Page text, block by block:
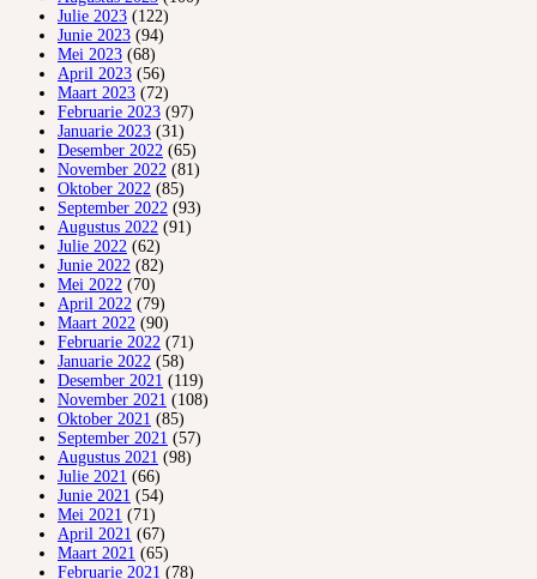
Julie 2023 (122)
Junie 2023 (94)
Mei 2023 (68)
April 2023 (56)
Maart 2023 (72)
Februarie 2023 (97)
Januarie 2023 (31)
Desember 2022 (65)
November 2022 (81)
Oktober 2022 (85)
September 2022 (93)
Augustus 2022 (91)
Julie 2022 (62)
Junie 2022 (82)
Mei 2022 (70)
April 2022 (79)
Maart 2022 (90)
Februarie 2022 (71)
Januarie 2022 (58)
Desember 2021 (119)
November 2021 (108)
Oktober 2021 (85)
September 2021 (57)
Augustus 2021 (98)
Julie 2021 (66)
Junie 2021 (54)
Mei 2021 (71)
April 2021 (67)
Maart 2021 (65)
Februarie 2021 (78)